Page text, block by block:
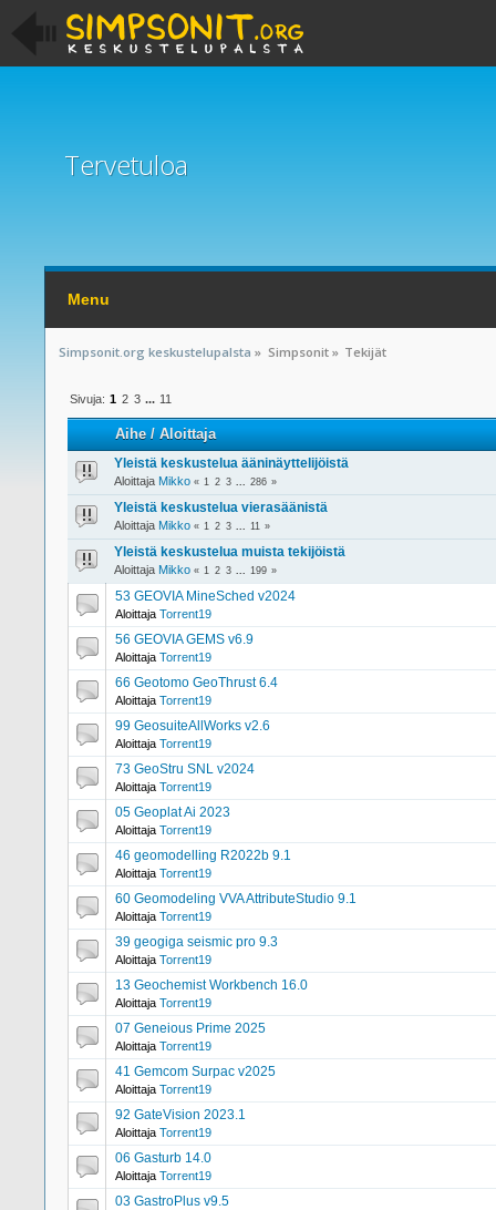
Tervetuloa
Menu
Simpsonit.org keskustelupalsta » Simpsonit» Tekijät
Sivuja: 1 2 3 ... 11
Aihe/Aloittaja
Yleistä keskustelua ääninäyttelijöistä
Aloittaja Mikko « 1 2 3 286 »
Yleistä keskustelua vierasäänistä
Aloittaja Mikko « 1 2 3 11 »
Yleistä keskustelua muista tekijöistä
Aloittaja Mikko « 1 2 3 199 »
53 GEOVIA MineSched v2024
Aloittaja Torrent19
56 GEOVIA GEMS v6.9
Aloittaja Torrent19
66 Geotomo GeoThrust 6.4
Aloittaja Torrent19
99 GeosuiteAllWorks v2.6
Aloittaja Torrent19
73 GeoStru SNL v2024
Aloittaja Torrent19
05 Geoplat Ai 2023
Aloittaja Torrent19
46 geomodelling R2022b 9.1
Aloittaja Torrent19
60 Geomodeling VVA AttributeStudio 9.1
Aloittaja Torrent19
39 geogiga seismic pro 9.3
Aloittaja Torrent19
13 Geochemist Workbench 16.0
Aloittaja Torrent19
07 Geneious Prime 2025
Aloittaja Torrent19
41 Gemcom Surpac v2025
Aloittaja Torrent19
92 GateVision 2023.1
Aloittaja Torrent19
06 Gasturb 14.0
Aloittaja Torrent19
03 GastroPlus v9.5